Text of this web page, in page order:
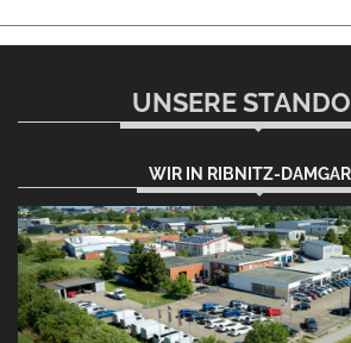
UNSERE
WIR IN RIBNITZ-